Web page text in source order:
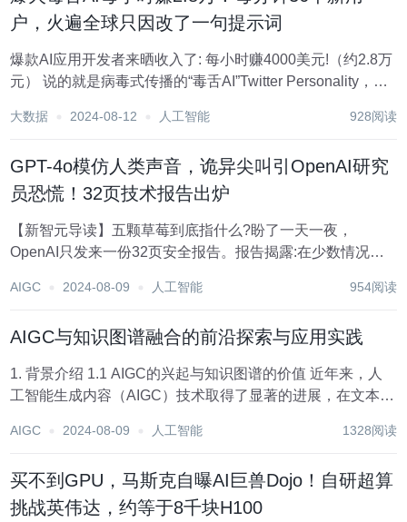
户，火遍全球只因改了一句提示词
爆款AI应用开发者来晒收入了: 每小时赚4000美元!（约2.8万
元） 说的就是病毒式传播的“毒舌AI”Twitter Personality，只
点评。 而且只要是公开账号就行，并不需要获取任何权
大数据 2024-08-12 人工智能 928阅读
GPT-4o模仿人类声音，诡异尖叫引OpenAI研究
员恐慌！32页技术报告出炉
【新智元导读】五颗草莓到底指什么?盼了一天一夜，
OpenAI只发来一份32页安全报告。报告揭露:在少数情况
情变得有趣了。 昨天奥特曼率众人搞了一波「草莓暗示」的
AIGC 2024-08-09 人工智能 954阅读
AIGC与知识图谱融合的前沿探索与应用实践
1. 背景介绍 1.1 AIGC的兴起与知识图谱的价值 近年来，人
工智能生成内容（AIGC）技术取得了显著的进展，在文本、
核心在于利用机器学习算法学习和模仿人类的创作过程，从
AIGC 2024-08-09 人工智能 1328阅读
买不到GPU，马斯克自曝AI巨兽Dojo！自研超算
挑战英伟达，约等于8千块H100